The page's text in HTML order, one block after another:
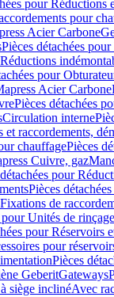
pour Réductions
pour
Acier Carbone
Pièces détachées
pour
Acier Carbone
Pièces détachées
Circulation interne
et raccordements,
chauffagePièces
Cuivre, gaz
pour
Pièces
Fixations de
pour Unités de
pour Réservoirs
pour
Pièces
GeberitGateways
siège inclinéAvec